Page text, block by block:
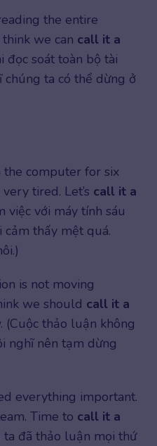
the entire
we can call it a
đọc soát toàn bộ tài
chúng ta có thể dừng ở
the computer for six
tired. Let’s call it a
việc với máy tính sáu
cảm thấy mệt quá.
is not moving
we should call it a
(Cuộc thảo luận không
nghĩ nên tạm dừng
everything important.
Time to call it a
ta đã thảo luận mọi thứ